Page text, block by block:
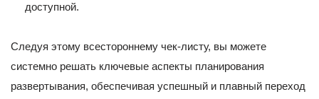
доступной.
Следуя этому всестороннему чек-листу, вы можете
системно решать ключевые аспекты планирования
развертывания, обеспечивая успешный и плавный переход